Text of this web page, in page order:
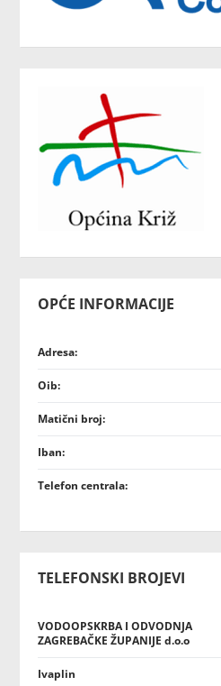
OPĆE INFORMACIJE
Adresa:
Oib:
Matični broj:
Iban:
Telefon centrala:
TELEFONSKI BROJEVI
VODOOPSKRBA I ODVODNJA
ZAGREBAČKE ŽUPANIJE d.o.o
Ivaplin